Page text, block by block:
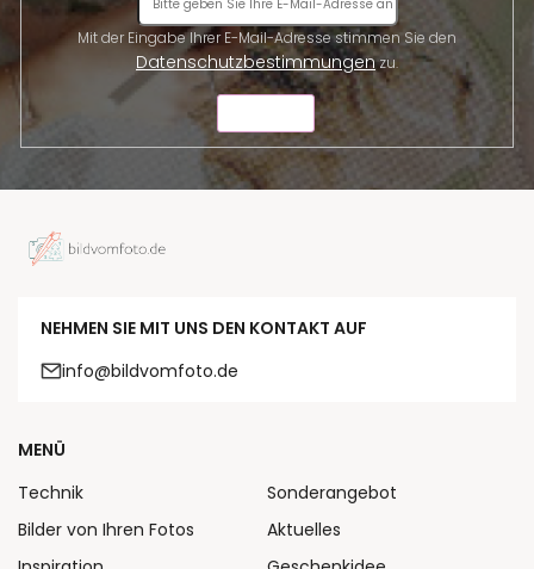
Datenschutzbestimmungenzu.
NEHMEN SIE MIT UNS DEN KONTAKT AUF
info@bildvomfoto.de
MENÜ
Technik
Bilder von Ihren Fotos
Sonderangebot
Aktuelles